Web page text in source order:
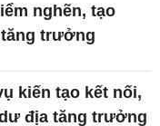
nghẽn, tạo
trưởng
kiến tạo kết nối,
địa tăng trưởng